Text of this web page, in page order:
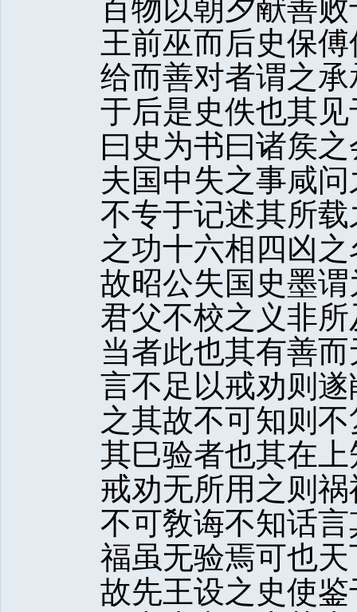
百物以朝夕献善
王前巫而后史保
给而善对者谓之
于后是史佚也其
曰史为书曰诸矦
夫国中失之事咸
不专于记述其所
之功十六相四凶
故昭公失国史墨
君父不校之义非
当者此也其有善
言不足以戒劝则
之其故不可知则
其巳验者也其在
戒劝无所用之则
不可敎诲不知话
福虽无验焉可也
故先王设之史使